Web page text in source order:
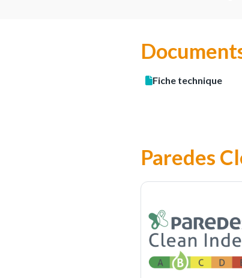
Fiche technique
Paredes